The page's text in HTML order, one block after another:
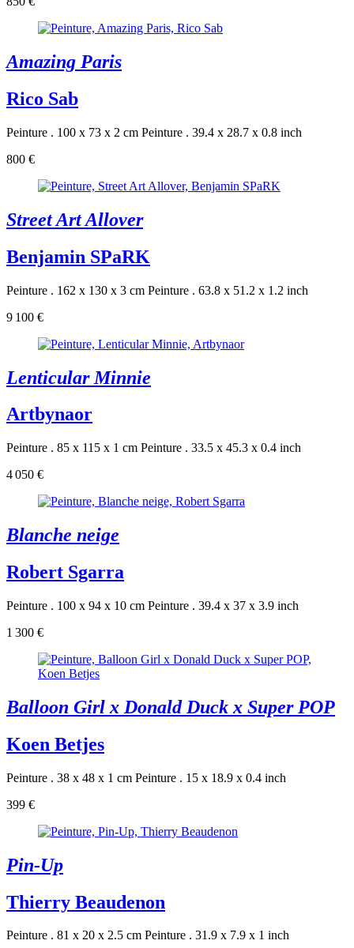
Amazing Paris
Rico Sab
Peinture . 100 x 73 x 2 cm Peinture . 39.4 x 28.7 x 0.8 inch
800 €
Street Art Allover
Benjamin SPaRK
Peinture . 162 x 130 x 3 cm Peinture . 63.8 x 51.2 x 1.2 inch
9 100 €
Lenticular Minnie
Artbynaor
Peinture . 85 x 115 x 1 cm Peinture . 33.5 x 45.3 x 0.4 inch
4 050 €
Blanche neige
Robert Sgarra
Peinture . 100 x 94 x 10 cm Peinture . 39.4 x 37 x 3.9 inch
1 300 €
Balloon Girl x Donald Duck x Super POP
Koen Betjes
Peinture . 38 x 48 x 1 cm Peinture . 15 x 18.9 x 0.4 inch
399 €
Pin-Up
Thierry Beaudenon
Peinture . 81 x 20 x 2.5 cm Peinture . 31.9 x 7.9 x 1 inch